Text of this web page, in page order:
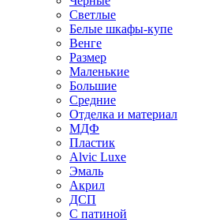
Светлые
Белые шкафы-купе
Венге
Размер
Маленькие
Большие
Средние
Отделка и материал
МДФ
Пластик
Alvic Luxe
Эмаль
Акрил
ДСП
С патиной